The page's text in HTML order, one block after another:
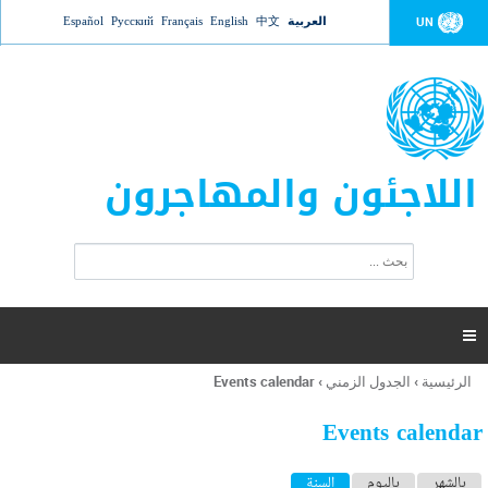
Jump to navigation UN العربية 中文
English
Français
Русский
Español
اللاجئون والمهاجرون
ت
ر
ل
ح
ب

أنت
هنا
الرئيسية › الجدول الزمني ›
Events calendar
Events calendar